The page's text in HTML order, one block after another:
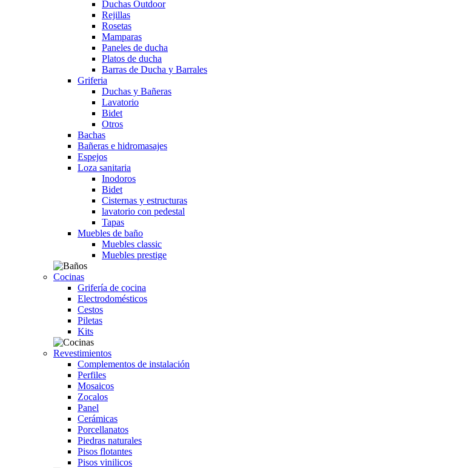
Duchas Outdoor
Rejillas
Rosetas
Mamparas
Paneles de ducha
Platos de ducha
Barras de Ducha y Barrales
Griferia
Duchas y Bañeras
Lavatorio
Bidet
Otros
Bachas
Bañeras e hidromasajes
Espejos
Loza sanitaria
Inodoros
Bidet
Cisternas y estructuras
lavatorio con pedestal
Tapas
Muebles de baño
Muebles classic
Muebles prestige
Cocinas
Grifería de cocina
Electrodomésticos
Cestos
Piletas
Kits
Revestimientos
Complementos de instalación
Perfiles
Mosaicos
Zocalos
Panel
Cerámicas
Porcellanatos
Piedras naturales
Pisos flotantes
Pisos vinilicos